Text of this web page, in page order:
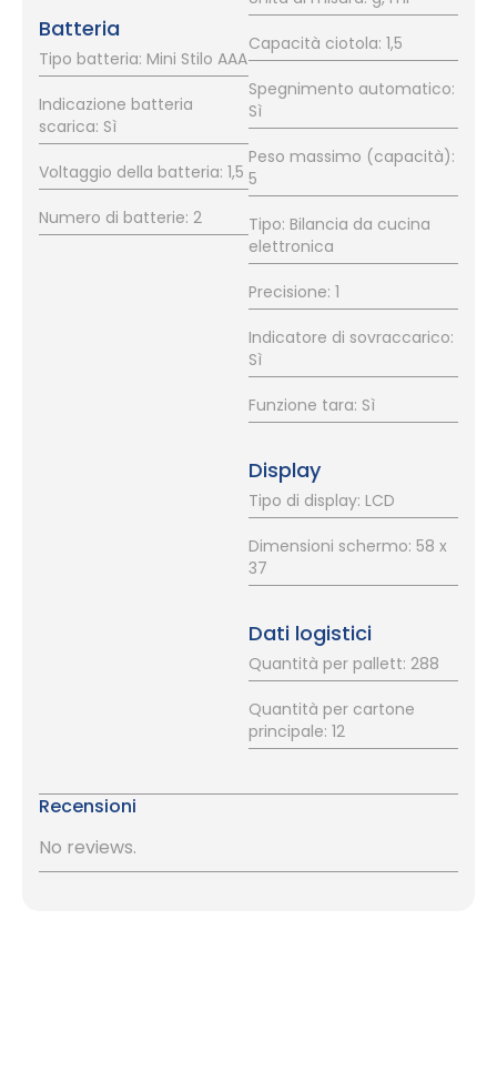
Batteria
Tipo batteria: Mini Stilo AAA
Indicazione batteria
scarica: Sì
Voltaggio della batteria: 1,5
Numero di batterie: 2
Capacità ciotola: 1,5
Spegnimento automatico:
Sì
Peso massimo (capacità):
5
Tipo: Bilancia da cucina
elettronica
Precisione: 1
Indicatore di sovraccarico:
Sì
Funzione tara: Sì
Display
Tipo di display: LCD
Dimensioni schermo: 58 x
37
Dati logistici
Quantità per pallett: 288
Quantità per cartone
principale: 12
Recensioni
No reviews.